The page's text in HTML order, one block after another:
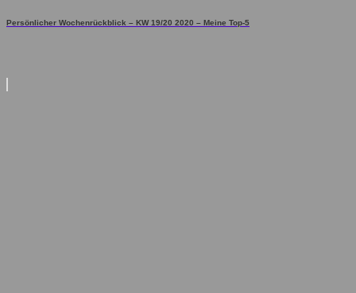
Persönlicher Wochenrückblick – KW 19/20 2020 – Meine Top-5